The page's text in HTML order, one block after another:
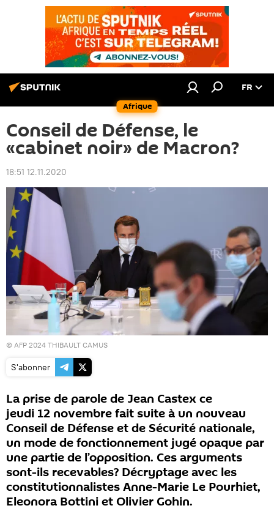
Afrique
FR
Conseil de Défense, le
«cabinet noir» de Macron?
18:51 12.11.2020
© AFP 2024 THIBAULT CAMUS
S'abonner
La prise de parole de Jean Castex ce
jeudi 12 novembre fait suite à un nouveau
Conseil de Défense et de Sécurité nationale,
un mode de fonctionnement jugé opaque par
une partie de l’opposition. Ces arguments
sont-ils recevables? Décryptage avec les
constitutionnalistes Anne-Marie Le Pourhiet,
Eleonora Bottini et Olivier Gohin.